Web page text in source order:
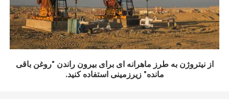
از نیتروژن به طرز ماهرانه ای برای بیرون راندن "روغن باقی
مانده" زیرزمینی استفاده کنید.